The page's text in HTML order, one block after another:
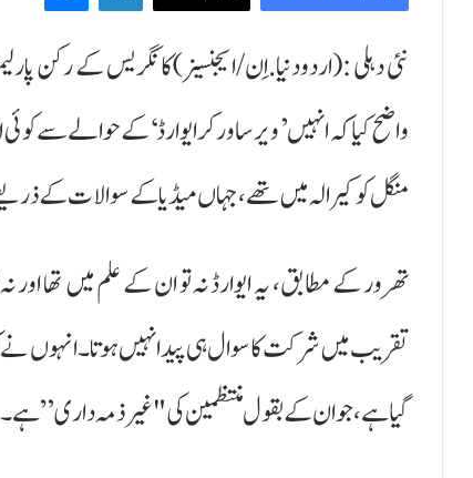
نئی دہلی :(اردودنیا.اِن/ایجنسیز)کانگریس کے رکن
واضح کیا کہ انہیں ’ویر ساورکر ایوارڈ‘ کے حوالے سے
منگل کو کیرالہ میں تھے، جہاں میڈیا کے سوالات کے ذریعے
تھرور کے مطابق، یہ ایوارڈ نہ تو ان کے علم میں تھا
تقریب میں شرکت کا سوال ہی پیدا نہیں ہوتا۔ انہوں نے
گیا ہے، جو ان کے بقول منتظمین کی "غیر ذمہ داری” ہے۔